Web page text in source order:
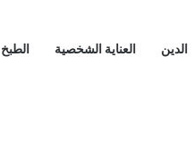
الدين العناية الشخصية الطبخ